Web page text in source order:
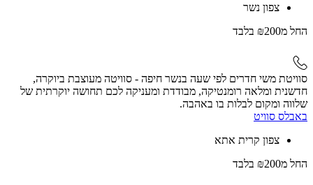
צפון נשר
החל מ₪200 בלבד
סוויטת משי חדרים לפי שעה בנשר חיפה - סוויטה מעוצבת ביוקרה,
חדשנית ומלאה רומנטיקה, מבודדת ומעניקה לכם תחושה יוקרתית של
שלווה ומקום לבלות בו באהבה.
באבלס סוויט
צפון קרית אתא
החל מ₪200 בלבד